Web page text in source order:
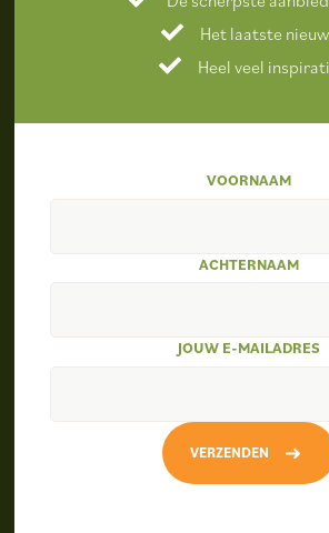
Het laatste
Heel veel
VOORNAAM
ACHTERNAAM
JOUW E-MAILADRES
VERZENDEN